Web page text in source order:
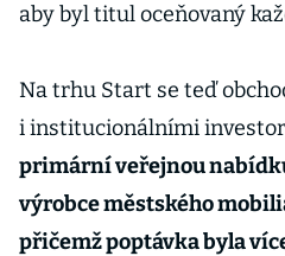
aby byl titul oceňovaný
Na trhu Start se teď
i institucionálními
primární veřejnou
výrobce městského
přičemž poptávka byla